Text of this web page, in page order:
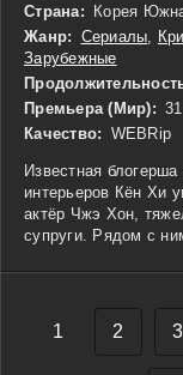
Страна: Корея
Жанр: Сериалы
Зарубежные
Премьера (Мир):
Качество: WEBRip
Известная
интерьеров Кён Хи
актёр Чжэ Хон,
супруги. Рядом с
силами пытается
повседневную
противостояние и
1 2 3